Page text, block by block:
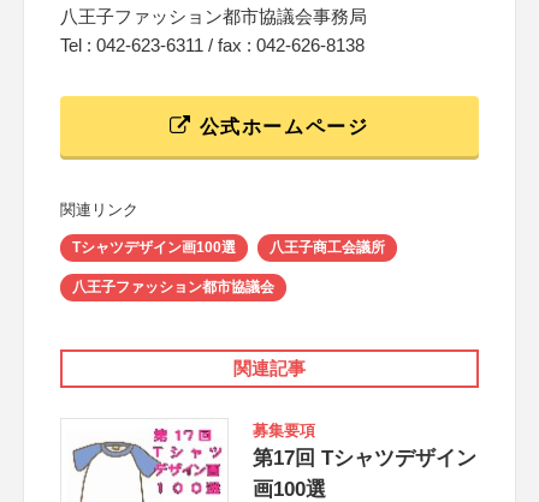
八王子ファッション都市協議会事務局
Tel : 042-623-6311 / fax : 042-626-8138
公式ホームページ
関連リンク
Tシャツデザイン画100選 八王子商工会議所
八王子ファッション都市協議会
関連記事
募集要項
第17回 Tシャツデザイン
画100選